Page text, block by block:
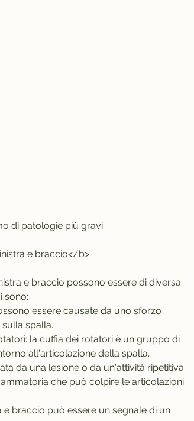
di patologie più gravi.
e braccio</b>
e braccio possono essere di diversa
sono:
essere causate da uno sforzo
spalla.
la cuffia dei rotatori è un gruppo di
all'articolazione della spalla.
da una lesione o da un'attività ripetitiva.
che può colpire le articolazioni
braccio può essere un segnale di un